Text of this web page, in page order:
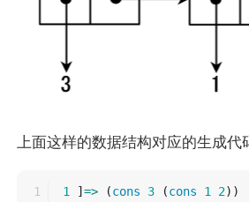
上面这样的数据结构对应的生成代
1
1 ] => (cons 3 (cons 1 2))